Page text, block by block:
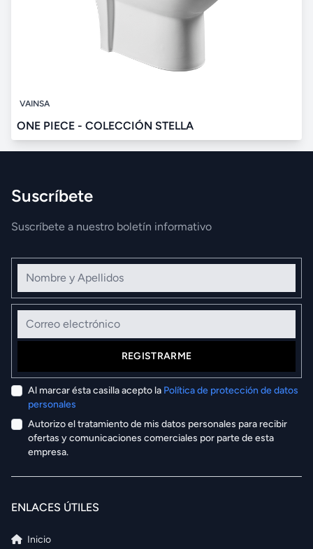
VAINSA
ONE PIECE - COLECCIÓN STELLA
Suscríbete
Suscríbete a nuestro boletín informativo
Nombre y Apellidos
Correo electrónico
REGISTRARME
Al marcar ésta casilla acepto la Política de protección de datos
personales
Autorizo el tratamiento de mis datos personales para recibir
ofertas y comunicaciones comerciales por parte de esta
empresa.
ENLACES ÚTILES
Inicio